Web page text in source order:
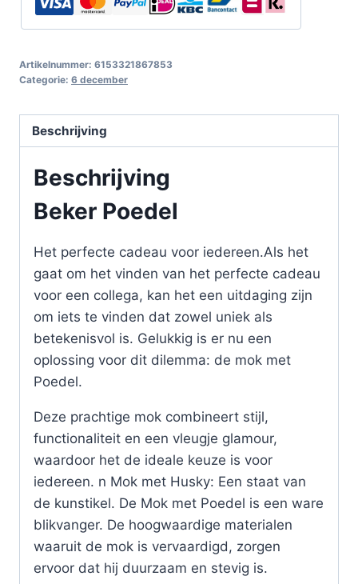
Artikelnummer: 6153321867853
Categorie: 6 december
Beschrijving
Beschrijving
Beker Poedel
Het perfecte cadeau voor iedereen.Als het
gaat om het vinden van het perfecte cadeau
voor een collega, kan het een uitdaging zijn
om iets te vinden dat zowel uniek als
betekenisvol is. Gelukkig is er nu een
oplossing voor dit dilemma: de mok met
Poedel.
Deze prachtige mok combineert stijl,
functionaliteit en een vleugje glamour,
waardoor het de ideale keuze is voor
iedereen. n Mok met Husky: Een staat van
de kunstikel. De Mok met Poedel is een ware
blikvanger. De hoogwaardige materialen
waaruit de mok is vervaardigd, zorgen
ervoor dat hij duurzaam en stevig is.